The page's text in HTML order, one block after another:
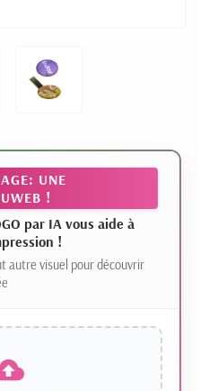
UNE
!
par IA vous aide à
!
autre visuel pour découvrir